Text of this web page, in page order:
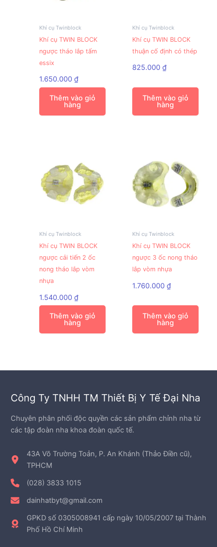
Khí cụ Twinblock
Khí cụ TWIN BLOCK
ngược tháo lắp tấm
essix
1.650.000₫
Thêm vào giỏ
hàng
Khí cụ Twinblock
Khí cụ TWIN BLOCK
thuận cố định có thép
825.000₫
Thêm vào giỏ
hàng
Khí cụ Twinblock
Khí cụ TWIN BLOCK
ngược cải tiến 2 ốc
nong tháo lắp vòm
nhựa
1.540.000₫
Thêm vào giỏ
hàng
Khí cụ Twinblock
Khí cụ TWIN BLOCK
ngược 3 ốc nong tháo
lắp vòm nhựa
1.760.000₫
Thêm vào giỏ
hàng
Công Ty TNHH TM Thiết Bị Y Tế Đại Nha
Chuyên phân phối độc quyền các sản phẩm chỉnh nha từ
các tập đoàn nha khoa đoàn quốc tế.
43A Võ Trường Toản, P. An Khánh (Thảo Điền cũ),
TPHCM
(028) 3833 1015
dainhatbyt@gmail.com
GPKD số 0305008941 cấp ngày 10/05/2007 tại Thành
Phố Hồ Chí Minh